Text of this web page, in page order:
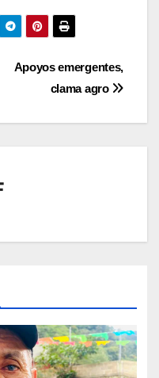
Apoyos emergentes,
clama agro